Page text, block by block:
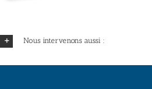
Nous intervenons aussi :